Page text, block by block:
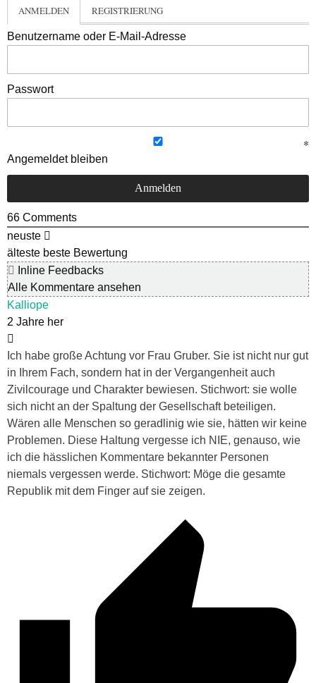
ANMELDEN REGISTRIERUNG
Benutzername oder E-Mail-Adresse
Passwort
Angemeldet bleiben
66 Comments
neuste
älteste beste Bewertung
Inline Feedbacks
Alle Kommentare ansehen
Kalliope
2 Jahre her
Ich habe große Achtung vor Frau Gruber. Sie ist nicht nur gut
in Ihrem Fach, sondern hat in der Vergangenheit auch
Zivilcourage und Charakter bewiesen. Stichwort: sie wolle
sich nicht an der Spaltung der Gesellschaft beteiligen.
Wären alle Menschen so geradlinig wie sie, hätten wir keine
Problemen. Diese Haltung vergesse ich NIE, genauso, wie
ich die hässlichen Kommentare bekannter Personen
niemals vergessen werde. Stichwort: Möge die gesamte
Republik mit dem Finger auf sie zeigen.